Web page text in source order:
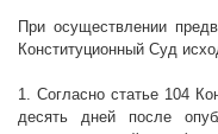
При осуществлении
Конституционный Суд
1. Согласно статье 104
десять дней после